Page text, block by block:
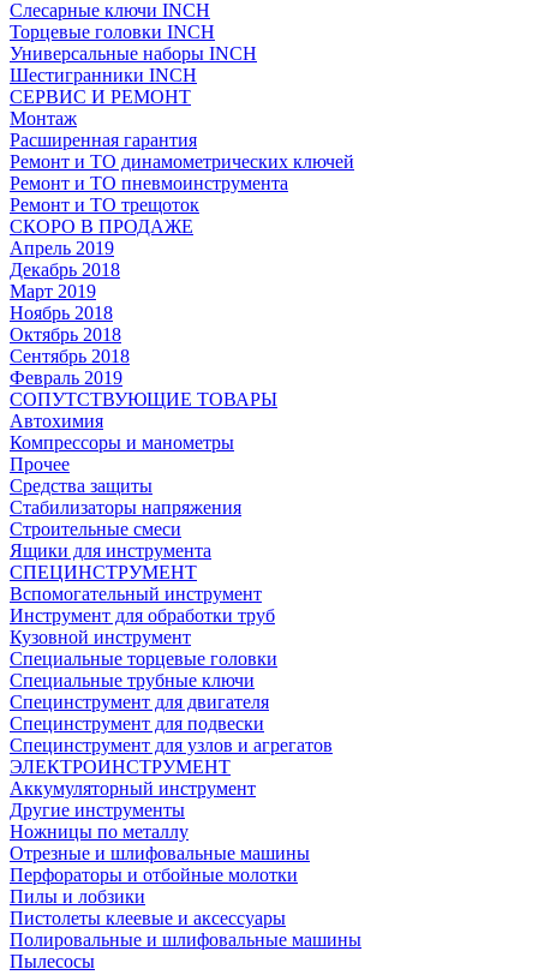
Слесарные ключи INCH
Торцевые головки INCH
Универсальные наборы INCH
Шестигранники INCH
СЕРВИС И РЕМОНТ
Монтаж
Расширенная гарантия
Ремонт и ТО динамометрических ключей
Ремонт и ТО пневмоинструмента
Ремонт и ТО трещоток
СКОРО В ПРОДАЖЕ
Апрель 2019
Декабрь 2018
Март 2019
Ноябрь 2018
Октябрь 2018
Сентябрь 2018
Февраль 2019
СОПУТСТВУЮЩИЕ ТОВАРЫ
Автохимия
Компрессоры и манометры
Прочее
Средства защиты
Стабилизаторы напряжения
Строительные смеси
Ящики для инструмента
СПЕЦИНСТРУМЕНТ
Вспомогательный инструмент
Инструмент для обработки труб
Кузовной инструмент
Специальные торцевые головки
Специальные трубные ключи
Специнструмент для двигателя
Специнструмент для подвески
Специнструмент для узлов и агрегатов
ЭЛЕКТРОИНСТРУМЕНТ
Аккумуляторный инструмент
Другие инструменты
Ножницы по металлу
Отрезные и шлифовальные машины
Перфораторы и отбойные молотки
Пилы и лобзики
Пистолеты клеевые и аксессуары
Полировальные и шлифовальные машины
Пылесосы